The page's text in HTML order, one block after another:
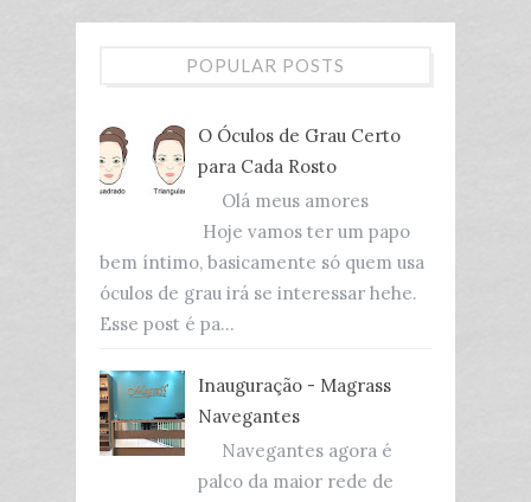
POPULAR POSTS
O Óculos de Grau Certo
para Cada Rosto
Olá meus amores
Hoje vamos ter um papo
bem íntimo, basicamente só quem usa
óculos de grau irá se interessar hehe.
Esse post é pa...
Inauguração - Magrass
Navegantes
Navegantes agora é
palco da maior rede de